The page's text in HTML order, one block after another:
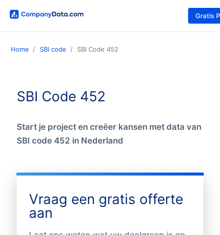
Gratis
Home SBI code SBI Code 452
SBI Code 452
Start je project en creëer kansen met data van
SBI code 452 in Nederland
Vraag een gratis offerte
aan